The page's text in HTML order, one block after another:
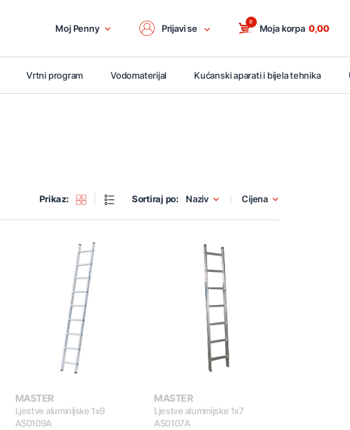
Moj Penny Prijavi se Moja korpa
0
0,00
Vrtni program Vodomaterijal Kućanski aparati i bijela tehnika
Prikaz: Sortiraj po: Naziv Cijena
MASTER
Ljestve aluminijske 1x9
AS0109A
MASTER
Ljestve aluminijske 1x7
AS0107A